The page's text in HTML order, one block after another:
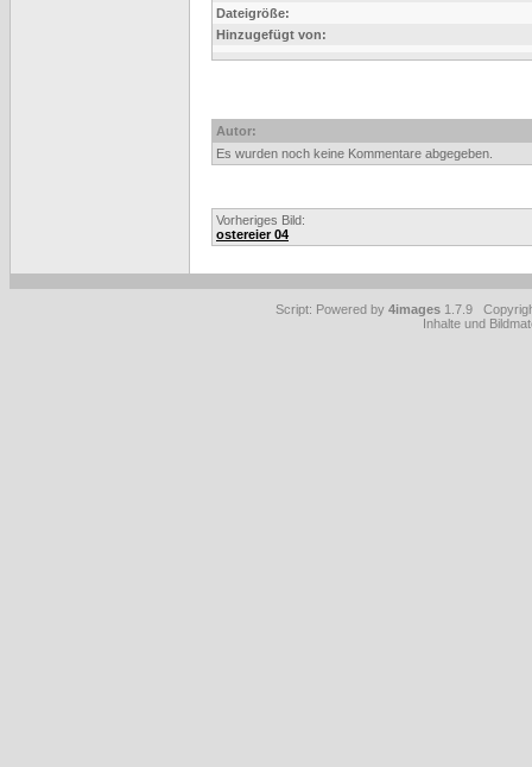
Dateigröße:
Hinzugefügt von:
Autor:
Es wurden noch keine Kommentare abgegeben.
Vorheriges Bild:
ostereier 04
Script: Powered by 4images 1.7.9
Inhalte und